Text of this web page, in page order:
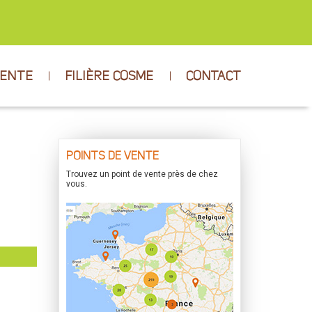
FILIÈRE COSME CONTACT
POINTS DE VENTE
Trouvez un point de vente près de chez
vous.